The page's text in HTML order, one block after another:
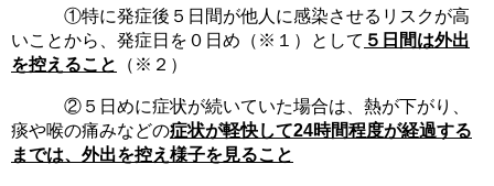
①特に発症後５日間が他人に感染させるリスクが高
いことから、発症日を０日め（※１）として ５日間は外出
を控えること
（※２）
②５日めに症状が続いていた場合は、熱が下がり、
痰や喉の痛みなどの症状が軽快して24時間程度が経過する
までは、外出を控え様子を見ること